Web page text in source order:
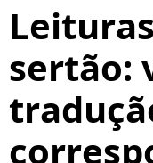
sertão: